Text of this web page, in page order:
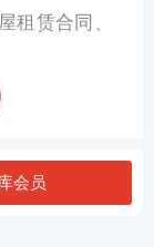
租赁合同、
、重大资产
，主观题依
会员